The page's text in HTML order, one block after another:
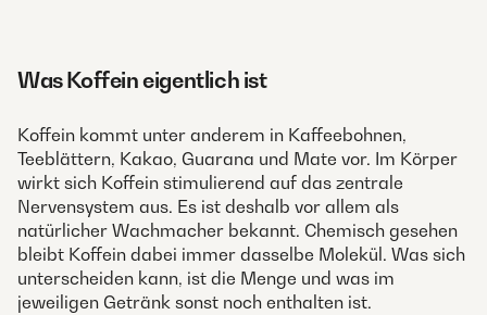
Was Koffein eigentlich ist
Koffein kommt unter anderem in Kaffeebohnen,
Teeblättern, Kakao, Guarana und Mate vor. Im Körper
wirkt sich Koffein stimulierend auf das zentrale
Nervensystem aus. Es ist deshalb vor allem als
natürlicher Wachmacher bekannt. Chemisch gesehen
bleibt Koffein dabei immer dasselbe Molekül. Was sich
unterscheiden kann, ist die Menge und was im
jeweiligen Getränk sonst noch enthalten ist.